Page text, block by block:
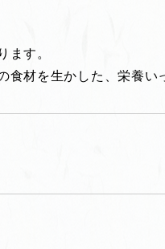
ます。
食材を生かした、栄養